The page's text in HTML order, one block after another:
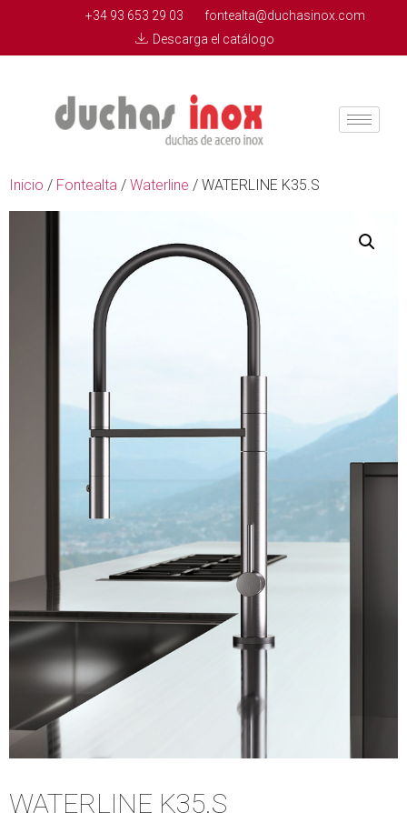
+34 93 653 29 03
fontealta@duchasinox.com
Descarga el catálogo
Inicio / Fontealta / Waterline / WATERLINE K35.S
WATERLINE K35.S